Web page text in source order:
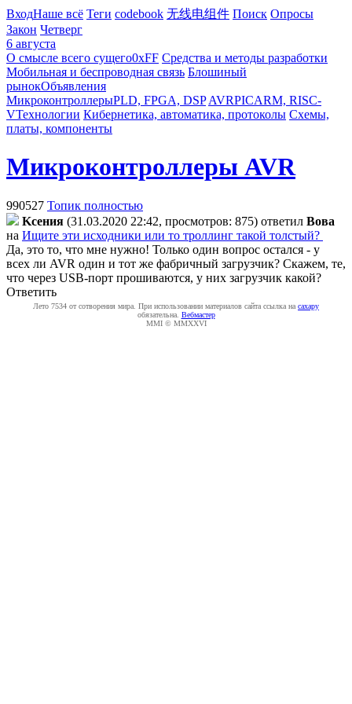
ВходНаше всё Теги codebook 无线电组件 Поиск Опросы
Закон Четверг
6 августа
О смысле всего сущего0xFF Средства и методы разработки
Мобильная и беспроводная связь Блошиный
рынокОбъявления
МикроконтроллерыPLD, FPGA, DSP AVRPICARM, RISC-
VТехнологии Кибернетика, автоматика, протоколы Схемы,
платы, компоненты
Микроконтроллеры AVR
990527 Топик полностью
Kceния (31.03.2020 22:42, просмотров: 875) ответил Boвa
на Ищите эти исходники или то троллинг такой толстый?
Да, это то, что мне нужно! Только один вопрос остался - у
всех ли AVR один и тот же фабричный загрузчик? Скажем, те,
что через USB-порт прошиваются, у них загрузчик какой?
Ответить
Лето 7534 от сотворения мира. При использовании материалов сайта ссылка на caxapу
обязательна. Вебмастер
MMI © MMXXVI